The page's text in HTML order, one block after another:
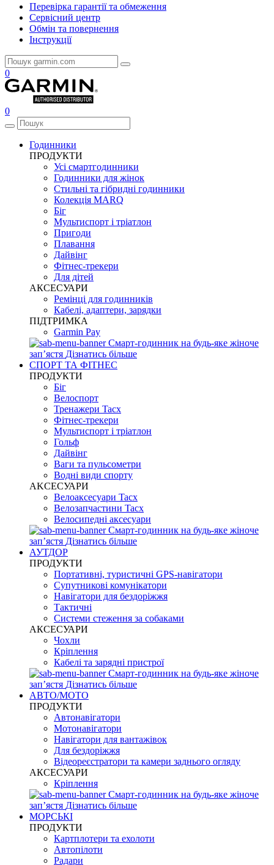
Перевірка гарантії та обмеження
Сервісний центр
Обмін та повернення
Інструкції
0
0
Годинники
ПРОДУКТИ
Усі смартгодинники
Годинники для жінок
Стильні та гібридні годинники
Колекція MARQ
Біг
Мультиспорт і тріатлон
Пригоди
Плавання
Дайвінг
Фітнес-трекери
Для дітей
АКСЕСУАРИ
Ремінці для годинників
Кабелі, адаптери, зарядки
ПІДТРИМКА
Garmin Pay
Смарт-годинник на будь-яке жіноче
запʼястя Дізнатись більше
СПОРТ ТА ФІТНЕС
ПРОДУКТИ
Біг
Велоспорт
Тренажери Tacx
Фітнес-трекери
Мультиспорт і тріатлон
Гольф
Дайвінг
Ваги та пульсометри
Водні види спорту
AKCЕСУАРИ
Велоаксесуари Tacx
Велозапчастини Tacx
Велосипедні аксесуари
Смарт-годинник на будь-яке жіноче
запʼястя Дізнатись більше
АУТДОР
ПРОДУКТИ
Портативні, туристичні GPS-навігатори
Супутникові комунікатори
Навігатори для бездоріжжя
Тактичні
Системи стеження за собаками
АКСЕСУАРИ
Чохли
Кріплення
Кабелі та зарядні пристрої
Смарт-годинник на будь-яке жіноче
запʼястя Дізнатись більше
АВТО/МОТО
ПРОДУКТИ
Автонавігатори
Мотонавігатори
Навігатори для вантажівок
Для бездоріжжя
Відеореєстратори та камери заднього огляду
АКСЕСУАРИ
Кріплення
Смарт-годинник на будь-яке жіноче
запʼястя Дізнатись більше
МОРСЬКІ
ПРОДУКТИ
Картплотери та ехолоти
Автопілоти
Радари